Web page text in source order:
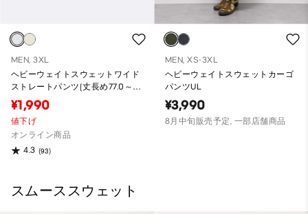
MEN, 3XL
ヘビーウェイトスウェットワイド
ストレートパンツ(丈長め77.0～
81.0cm)
¥1,990
値下げ
オンライン商品
4.3 (93)
MEN, XS-3XL
ヘビーウェイトスウェットカーゴ
パンツUL
¥3,990
8月中旬販売予定, 一部店舗商品
スムーススウェット